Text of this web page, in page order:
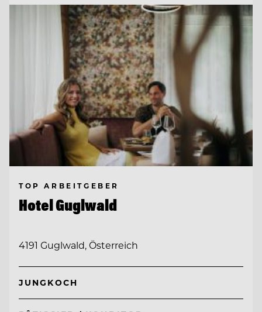
TOP ARBEITGEBER
Hotel Guglwald
4191 Guglwald, Österreich
JUNGKOCH